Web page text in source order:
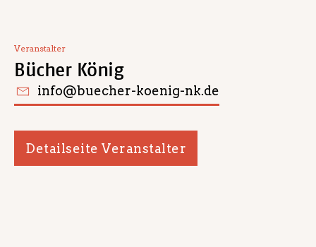
Veranstalter
Bücher König
info@buecher-koenig-nk.de
Detailseite Veranstalter